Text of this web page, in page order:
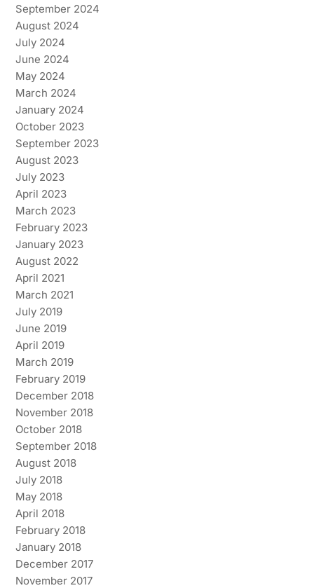
September 2024
August 2024
July 2024
June 2024
May 2024
March 2024
January 2024
October 2023
September 2023
August 2023
July 2023
April 2023
March 2023
February 2023
January 2023
August 2022
April 2021
March 2021
July 2019
June 2019
April 2019
March 2019
February 2019
December 2018
November 2018
October 2018
September 2018
August 2018
July 2018
May 2018
April 2018
February 2018
January 2018
December 2017
November 2017